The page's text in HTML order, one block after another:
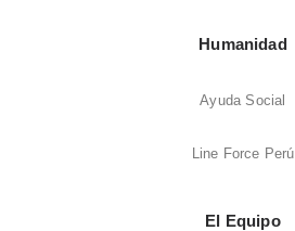
Humanidad
Ayuda Social
Line Force Perú
El Equipo